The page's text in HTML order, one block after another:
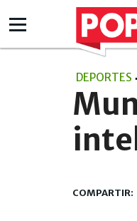
DEPORTES